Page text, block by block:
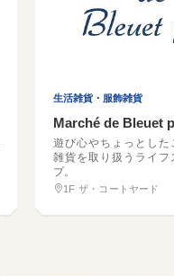
生活雑貨・服飾雑貨
Marché de Bleuet
遊び心やちょっとした
雑貨を取り扱うライフ
プ。
1F ザ・コートヤード